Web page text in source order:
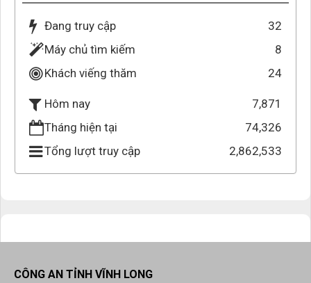
Đang truy cập
32
Máy chủ tìm kiếm
8
Khách viếng thăm
24
Hôm nay
7,871
Tháng hiện tại
74,326
Tổng lượt truy cập
2,862,533
CÔNG AN TỈNH VĨNH LONG